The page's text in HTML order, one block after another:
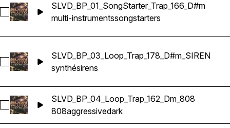
Sélectionnez SLVD_BP_01_SongStarter_Trap_166_D#m
SLVD_BP_01_SongStarter_Trap_166_D#m
multi-instrumentssongstarters
Sélectionnez SLVD_BP_03_Loop_Trap_178_D#m_SIREN
SLVD_BP_03_Loop_Trap_178_D#m_SIREN
synthésirens
Sélectionnez SLVD_BP_04_Loop_Trap_162_Dm_808
SLVD_BP_04_Loop_Trap_162_Dm_808
808aggressivedark